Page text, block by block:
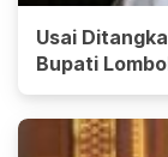
Usai
Bupati